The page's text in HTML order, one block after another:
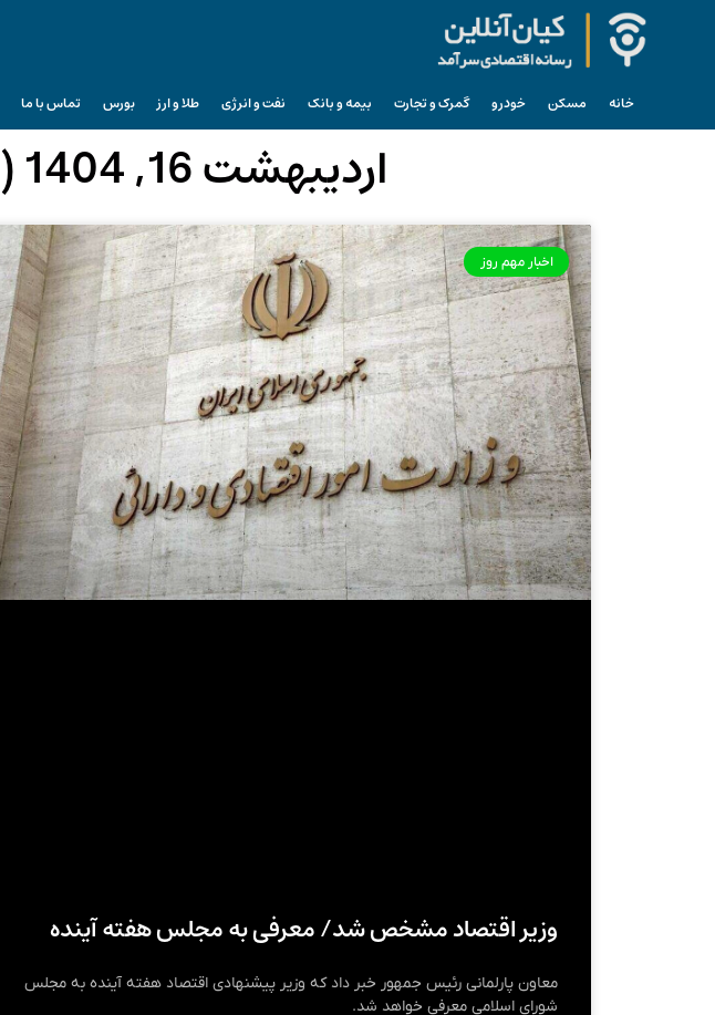
خانه مسکن خودرو گمرک و تجارت بیمه و بانک نفت و انرژی طلا و ارز بورس تماس با ما
اردیبهشت 16, 1404 (فرمت تاریخ آرشیو روزانه)
اخبار مهم روز
وزیر اقتصاد مشخص شد/ معرفی به مجلس هفته آینده
معاون پارلمانی رئیس جمهور خبر داد که وزیر پیشنهادی اقتصاد هفته آینده به مجلس
شورای اسلامی معرفی خواهد شد.